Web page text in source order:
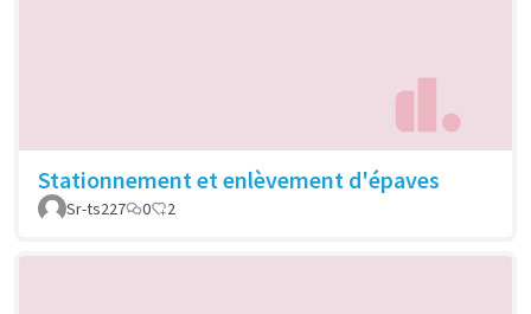
Stationnement et enlèvement d'épaves
Sr-ts227 0 2